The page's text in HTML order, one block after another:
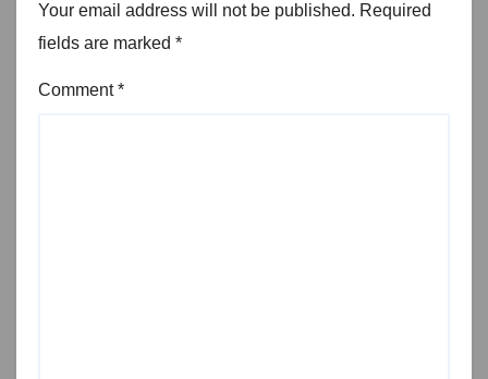
Your email address will not be published. Required
fields are marked *
Comment*